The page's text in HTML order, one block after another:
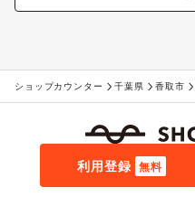
ショップカウンター 千葉県 香取市
利用登録 無料